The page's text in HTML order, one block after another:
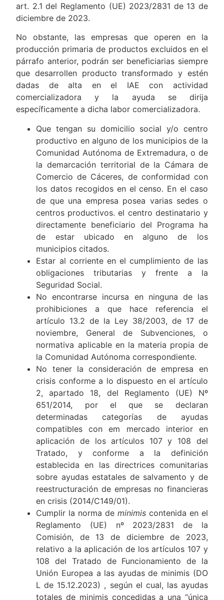
art. 2.1 del Reglamento (UE) 2023/2831 de 13 de
diciembre de 2023.
No obstante, las empresas que operen en la
producción primaria de productos excluidos en el
párrafo anterior, podrán ser beneficiarias siempre
que desarrollen producto transformado y estén
dadas de alta en el IAE con actividad
comercializadora y la ayuda se dirija
específicamente a dicha labor comercializadora.
Que tengan su domicilio social y/o centro
productivo en alguno de los municipios de la
Comunidad Autónoma de Extremadura, o de
la demarcación territorial de la Cámara de
Comercio de Cáceres, de conformidad con
los datos recogidos en el censo. En el caso
de que una empresa posea varias sedes o
centros productivos. el centro destinatario y
directamente beneficiario del Programa ha
de estar ubicado en alguno de los
municipios citados.
Estar al corriente en el cumplimiento de las
obligaciones tributarias y frente a la
Seguridad Social.
No encontrarse incursa en ninguna de las
prohibiciones a que hace referencia el
artículo 13.2 de la Ley 38/2003, de 17 de
noviembre, General de Subvenciones, o
normativa aplicable en la materia propia de
la Comunidad Autónoma correspondiente.
No tener la consideración de empresa en
crisis conforme a lo dispuesto en el artículo
2, apartado 18, del Reglamento (UE) Nº
651/2014, por el que se declaran
determinadas categorías de ayudas
compatibles con em mercado interior en
aplicación de los artículos 107 y 108 del
Tratado, y conforme a la definición
establecida en las directrices comunitarias
sobre ayudas estatales de salvamento y de
reestructuración de empresas no financieras
en crisis (2014/C149/01).
Cumplir la norma de minimis contenida en el
Reglamento (UE) nº 2023/2831 de la
Comisión, de 13 de diciembre de 2023,
relativo a la aplicación de los artículos 107 y
108 del Tratado de Funcionamiento de la
Unión Europea a las ayudas de minimis (DO
L de 15.12.2023) , según el cual, las ayudas
totales de minimis concedidas a una “única